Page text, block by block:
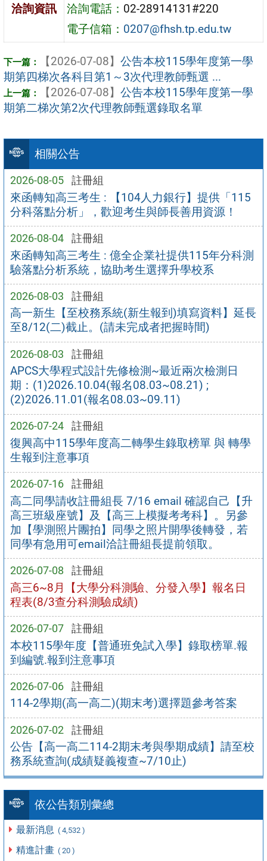
相關公告
2026-08-05 註冊組
來函轉知高三考生 : 【104人力銀行】提供「115
分科落點分析」，歡迎考生與師長善用資源！
2026-08-04 註冊組
來函轉知高三考生 : 億全企業社提供115年分科測
驗落點分析系統，協助考生選擇升學校系
2026-08-03 註冊組
高一新生【至校務系統(新生報到)填寫資料】延長
至8/12(二)截止。(請未完成者把握時間)
2026-08-03 註冊組
APCS大學程式設計先修檢測~最近兩次檢測日
期：(1)2026.10.04(報名08.03~08.21) ;
(2)2026.11.01(報名08.03~09.11)
2026-07-24 註冊組
復興高中115學年度高二轉學生錄取榜單 與 轉學
生報到注意事項
2026-07-16 註冊組
高二同學請收註冊組長 7/16 email 確認自己【升
高三班級座號】及【高三上模擬考考科】。另參
加【學測照片團拍】同學之照片開學後轉發，若
同學有急用可email洽註冊組長提前領取。
2026-07-08 註冊組
高三6~8月【大學分科測驗、分發入學】報名日
程表(8/3查分科測驗成績)
2026-07-07 註冊組
本校115學年度【普通班免試入學】錄取榜單.報
到編號.報到注意事項
2026-07-06 註冊組
114-2學期(高一高二)(期末考)選擇題參考答案
2026-07-02 註冊組
公告【高一高二114-2期末考與學期成績】請至校
務系統查詢(成績疑義複查~7/10止)
依公告類別彙總
最新消息 ( 4,532 )
精進計畫 ( 20 )
洽詢資訊 洽詢電話： 02-28914131#220
電子信箱： 0207@fhsh.tp.edu.tw
【2026-07-08】 公告本校115學年度第一學
期第四梯次各科目第1～3次代理教師甄選 ...
【2026-07-08】 公告本校115學年度第一學
期第二梯次第2次代理教師甄選錄取名單